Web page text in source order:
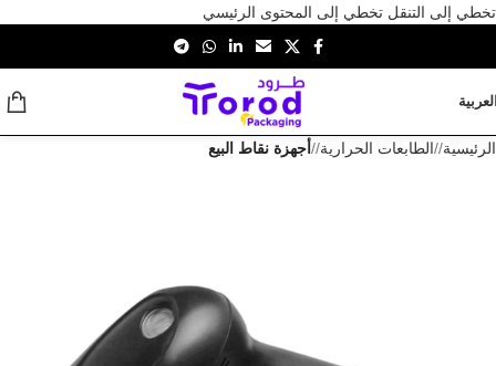
تخطي إلى التنقل تخطي إلى المحتوى الرئيسي
الرئيسية/ الطابعات الحرارية/ أجهزة نقاط البيع